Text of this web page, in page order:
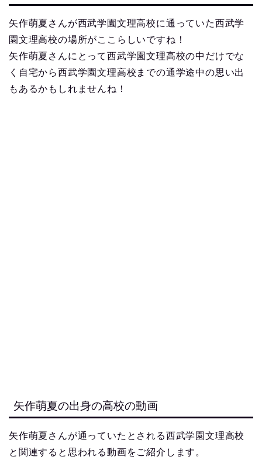
矢作萌夏さんが西武学園文理高校に通っていた西武学
園文理高校の場所がここらしいですね！
矢作萌夏さんにとって西武学園文理高校の中だけでな
く自宅から西武学園文理高校までの通学途中の思い出
もあるかもしれませんね！
矢作萌夏の出身の高校の動画
矢作萌夏さんが通っていたとされる西武学園文理高校
と関連すると思われる動画をご紹介します。